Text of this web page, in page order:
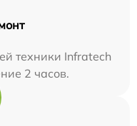
техники Infratech
2 часов.